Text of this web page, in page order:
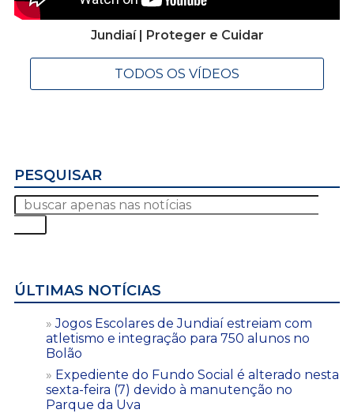
Jundiaí | Proteger e Cuidar
TODOS OS VÍDEOS
PESQUISAR
ÚLTIMAS NOTÍCIAS
Jogos Escolares de Jundiaí estreiam com
atletismo e integração para 750 alunos no
Bolão
Expediente do Fundo Social é alterado nesta
sexta-feira (7) devido à manutenção no
Parque da Uva